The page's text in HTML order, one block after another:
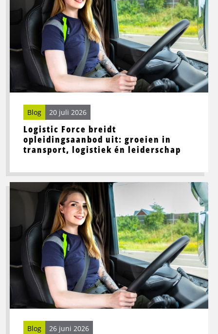
Logistic Force breidt
opleidingsaanbod uit: groeien in
transport, logistiek én leiderschap
Blog 20 juli 2026
Logistic
Force
breidt
opleidingsaanbod
uit:
groeien
in
transport,
leiderschap
Blog 26 juni 2026
Lees
Beste
wegrestaurants
Noord-
Nederland
voor
vrachtwagenchauffeurs